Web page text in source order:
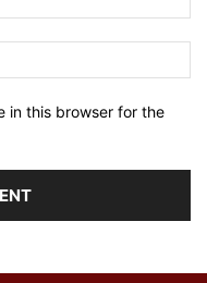
in this browser for the